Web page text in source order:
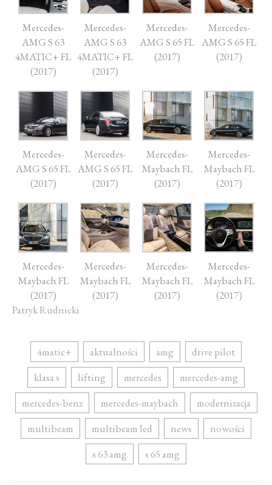
Mercedes-
AMG S 63
4MATIC+ FL
(2017)
Mercedes-
AMG S 63
4MATIC+ FL
(2017)
Mercedes-
AMG S 65 FL
(2017)
Mercedes-
AMG S 65 FL
(2017)
Mercedes-
AMG S 65 FL
(2017)
Mercedes-
AMG S 65 FL
(2017)
Mercedes-
Maybach FL
(2017)
Mercedes-
Maybach FL
(2017)
Mercedes-
Maybach FL
(2017)
Mercedes-
Maybach FL
(2017)
Mercedes-
Maybach FL
(2017)
Mercedes-
Maybach FL
(2017)
Patryk Rudnicki
4matic+ aktualności amg
drive pilot
klasa s
lifting mercedes
mercedes-amg
mercedes-benz
mercedes-maybach
modernizacja
multibeam
multibeam led news
nowości
s 63 amg
s 65 amg